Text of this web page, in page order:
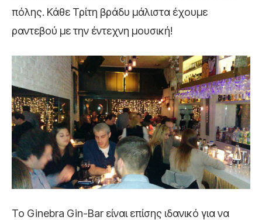
πόλης. Κάθε Τρίτη βράδυ μάλιστα έχουμε
ραντεβού με την έντεχνη μουσική!
Το Ginebra Gin-Bar είναι επίσης ιδανικό για να